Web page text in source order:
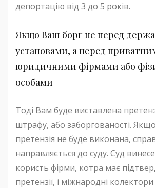
депортацію від 3 до 5 років.
Якщо Ваш борг не перед
установами, а перед
юридичними фірмами або
особами
Тоді Вам буде виставлена
штрафу, або заборгованості.
претензія не буде виконана,
направляється до суду. Суд
користь фірми, котра має
претензії, і міжнародні